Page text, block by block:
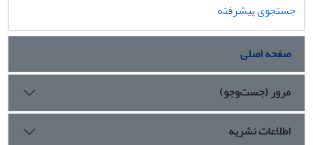
جستجوی پیشرفته
صفحه اصلی
مرور (جست‌وجو)
اطلاعات نشریه